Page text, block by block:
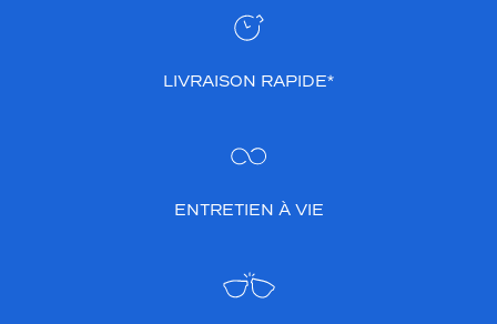
LIVRAISON RAPIDE*
ENTRETIEN À VIE